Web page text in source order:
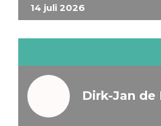
14 juli 2026
Dirk-Jan de